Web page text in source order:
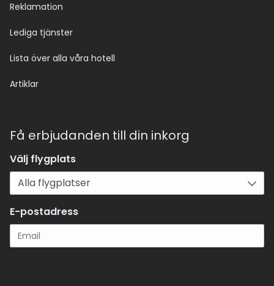
Reklamation
Lediga tjänster
Lista över alla våra hotell
Artiklar
Få erbjudanden till din inkorg
Välj flygplats
E-postadress